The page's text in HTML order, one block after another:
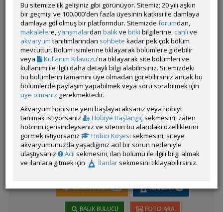
Grubun Diğer Türleri
Liste
Aequidens diadema
Aequidens metae
(Yellow Acara)
Aequidens patricki
BESLEYENLER 30 İLANLAR 2
BALIK BULUCU FOTO ARA
Latince
Adı:
Heros
Bu sitemize ilk gelişiniz gibi görünüyor. Sitemiz; 20 yılı aşkın
bir geçmişi ve 100.000'den fazla üyesinin katkısı ile damlaya
damlaya göl olmuş bir platformdur. Sitemizde forumdan,
makalelere,yarışmalardan balıkve bitki bilgilerine, canlı ve
akvaryum tanıtımlarından sohbete kadar pek çok bölüm
mevcuttur. Bölüm isimlerine tıklayarak bölümlere gidebilir
veya
Kullanım Kılavuzu'na tıklayarak site bölümleri ve
kullanımı ile ilgili daha detaylı bilgi alabilirsiniz. Sitemizdeki
bu bölümlerin tamamını üye olmadan görebilirsiniz ancak bu
bölümlerde paylaşım yapabilmek veya soru sorabilmek için
üye olmanız gerekmektedir.
Akvaryum hobisine yeni başlayacaksanız veya hobiyi
tanımak istiyorsanız
Hobiye Başlangıç sekmesini, zaten
hobinin içerisindeyseniz ve sitenin bu alandaki özelliklerini
görmek istiyorsanız
Hobici Köşesi sekmesini, siteye
akvaryumunuzda yaşadığınız acil bir sorun nedeniyle
ulaştıysanız
Acil sekmesini, ilan bölümü ile ilgili bilgi almak
ve ilanlara gitmek için
İlanlar sekmesini tıklayabilirsiniz.